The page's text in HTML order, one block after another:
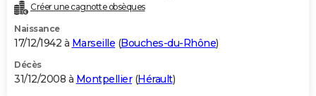
Créer une cagnotte obsèques
Naissance
17/12/1942 à Marseille (Bouches-du-Rhône)
Décès
31/12/2008 à Montpellier(Hérault)